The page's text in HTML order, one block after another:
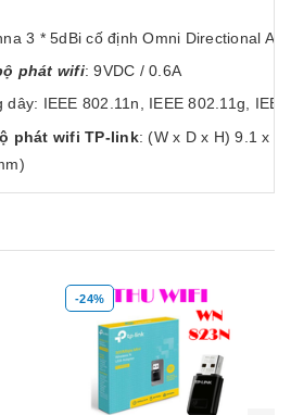
3 * 5dBi cố định Omni Directional
phát wifi: 9VDC / 0.6A
dây: IEEE 802.11n, IEEE 802.11g,
phát wifi TP-link: (W x D x H) 9.1 x
wifi
(động)
(động)
-70dBm @ 10% PER
@ 10% PER
-24%
Mua hàng